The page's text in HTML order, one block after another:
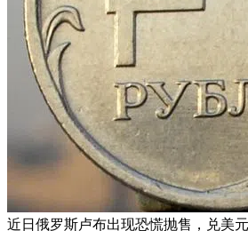
近日俄罗斯卢布出现恐慌抛售，兑美